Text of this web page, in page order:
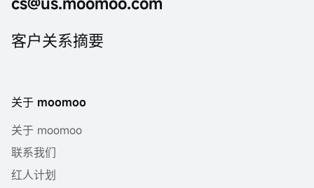
客户关系摘要
关于 moomoo
关于 moomoo
联系我们
红人计划